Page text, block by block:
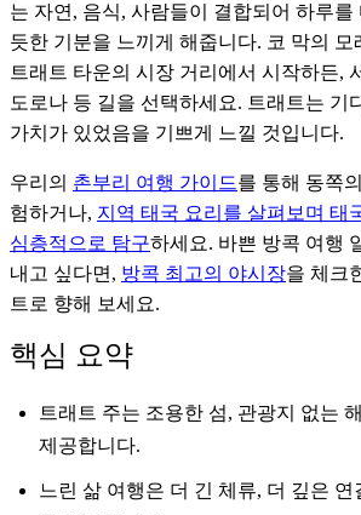
는 자연, 음식, 사람들이 결합되어 하루를
듯한 기분을 느끼게 해줍니다. 코 막의 모
트래트 타운의 시장 거리에서 시작하든,
도로나 등 길을 선택하세요. 트래트는 기
가치가 있었음을 기쁘게 느낄 것입니다.
우리의 촌부리 여행 가이드를 통해 동쪽
험하거나, 지역 태국 요리를 살펴보며 태
심층적으로 탐구하세요. 바쁜 방콕 여행
내고 싶다면, 방콕 최고의 야시장을 체크
트로 향해 보세요.
핵심 요약
트래트 주는 조용한 섬, 관광지 없는
제공합니다.
느린 삶 여행은 더 긴 체류, 더 깊은